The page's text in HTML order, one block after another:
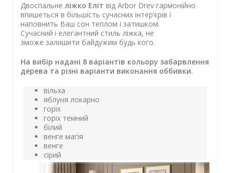
Двоспальне ліжко Еліт від Arbor Drev гармонійно
впишеться в більшість сучасних інтер’єрів і
наповнить Ваш сон теплом і затишком.
Сучасний і елегантний стиль ліжка, не
зможе залишити байдужим будь кого.
На вибір надані 8 варіантів кольору забарвлення
дерева та різні варіанти виконання оббивки.
вільха
яблуня локарно
горіх
горіх темний
білий
венге магія
венге
сірий